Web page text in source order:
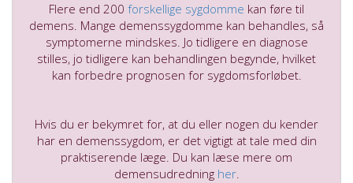
Flere end 200 forskellige sygdomme kan føre til
demens. Mange demenssygdomme kan behandles, så
symptomerne mindskes. Jo tidligere en diagnose
stilles, jo tidligere kan behandlingen begynde, hvilket
kan forbedre prognosen for sygdomsforløbet.
Hvis du er bekymret for, at du eller nogen du kender
har en demenssygdom, er det vigtigt at tale med din
praktiserende læge. Du kan læse mere om
demensudredning her.